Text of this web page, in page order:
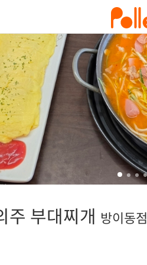
주 부대찌개 방이동점